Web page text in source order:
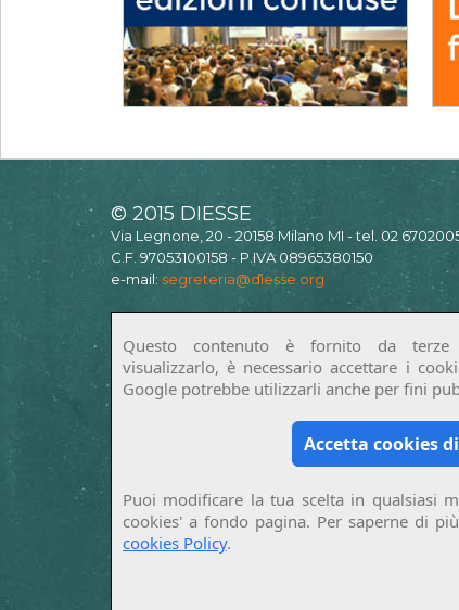
© 2015 DIESSE
Via Legnone, 20 - 20158 Milano MI - tel. 02
C.F. 97053100158 - P.IVA 08965380150
e-mail: segreteria@diesse.org
Questo contenuto è fornito da terze
visualizzarlo, è necessario accettare i
Google potrebbe utilizzarli anche per fini
Accetta cookies
Puoi modificare la tua scelta in qualsiasi
cookies' a fondo pagina. Per saperne di
cookies Policy.